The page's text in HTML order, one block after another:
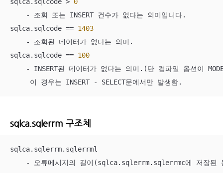
sqlca.sqlcode > 0
    - 조회 또는 INSERT 건수가 없다는 의미입니다.
sqlca.sqlcode == 1403
    - 조회된 데이터가 없다는 의미.
sqlca.sqlcode == 100
- INSERT된 데이터가 없다는 의미.(단 컴파일 옵션이
     이 경우는 INSERT - SELECT문에서만 발생함.
sqlca.sqlerrm 구조체
sqlca.sqlerrm.sqlerrml
- 오류메시지의 길이(sqlca.sqlerrm.sqlerrmc에 저장된